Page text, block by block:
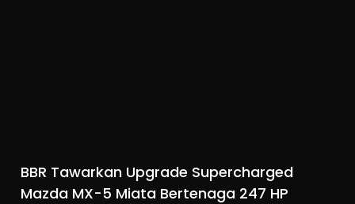
BBR Tawarkan Upgrade Supercharged
Mazda MX-5 Miata Bertenaga 247 HP